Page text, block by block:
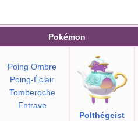
Pokémon
Poing Ombre
Poing-Éclair
Tomberoche
Entrave
Polthégeist